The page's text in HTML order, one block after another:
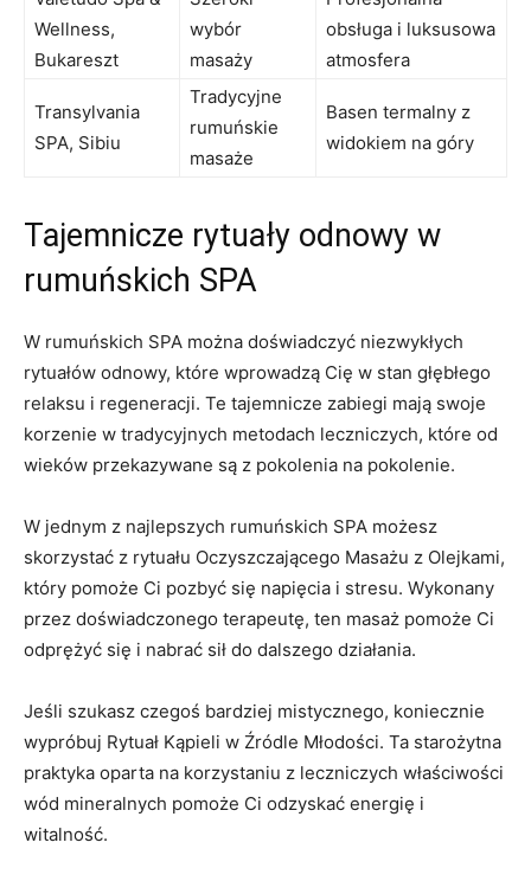
Wellness,⁢
Bukareszt
wybór
⁤masaży
obsługa i luksusowa⁢
atmosfera
Transylvania
SPA, Sibiu
Tradycyjne
⁤rumuńskie
masaże
Basen termalny z
widokiem na góry
Tajemnicze rytuały‌ odnowy w
rumuńskich ⁤SPA
W rumuńskich‍ SPA‍ można ⁤doświadczyć ​niezwykłych
rytuałów odnowy, które wprowadzą Cię w stan głębłego
relaksu i regeneracji. Te tajemnicze ​zabiegi mają swoje
⁤korzenie ⁢w ⁢tradycyjnych metodach‌ leczniczych, które⁣ od
wieków przekazywane‍ są z ​pokolenia​ na pokolenie.
W jednym z ⁢najlepszych rumuńskich SPA możesz​
skorzystać z rytuału Oczyszczającego Masażu z‌ Olejkami,
który pomoże Ci pozbyć ⁤się⁢ napięcia i​ stresu. Wykonany
przez ​doświadczonego terapeutę, ten masaż pomoże Ci
odprężyć się ⁢i ‌nabrać sił‌ do⁢ dalszego działania.
Jeśli szukasz​ czegoś bardziej mistycznego, koniecznie
wypróbuj Rytuał Kąpieli w⁣ Źródle Młodości. Ta ⁣starożytna
praktyka ‍oparta na​ korzystaniu z ⁣leczniczych właściwości
wód mineralnych ​pomoże Ci odzyskać energię ‍i
witalność.